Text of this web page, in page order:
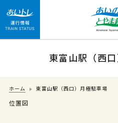
運行情報 列車の遅
東富山駅（西
ホーム 東富山駅（西口）月極駐車場
位置図